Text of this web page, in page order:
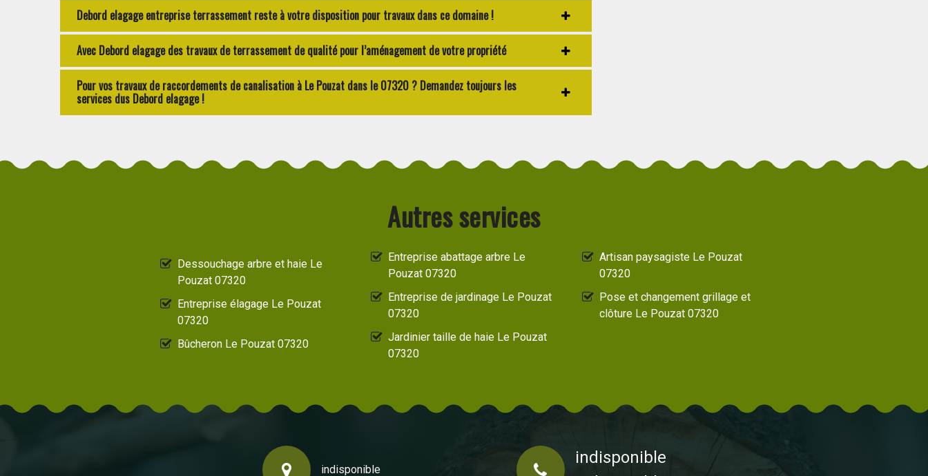
Debord elagage entreprise terrassement reste à votre disposition pour travaux dans ce domaine !
Avec Debord elagage des travaux de terrassement de qualité pour l’aménagement de votre propriété
Pour vos travaux de raccordements de canalisation à Le Pouzat dans le 07320 ? Demandez toujours les
services dus Debord elagage !
Autres services
Dessouchage arbre et haie Le
Pouzat 07320
Entreprise élagage Le Pouzat
07320
Bûcheron Le Pouzat 07320
Entreprise abattage arbre Le
Pouzat 07320
Entreprise de jardinage Le Pouzat
07320
Jardinier taille de haie Le Pouzat
07320
Artisan paysagiste Le Pouzat
07320
Pose et changement grillage et
clôture Le Pouzat 07320
indisponible
indisponible